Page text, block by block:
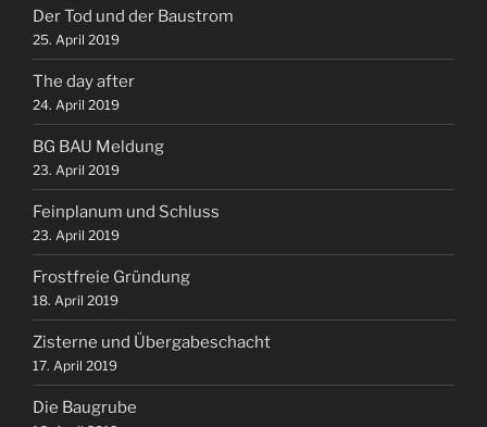
Der Tod und der Baustrom
25. April 2019
The day after
24. April 2019
BG BAU Meldung
23. April 2019
Feinplanum und Schluss
23. April 2019
Frostfreie Gründung
18. April 2019
Zisterne und Übergabeschacht
17. April 2019
Die Baugrube